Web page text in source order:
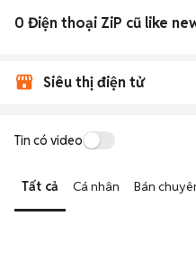
0 Điện thoại ZiP cũ like
Siêu thị điện tử
Tin có video
Tất cả Cá nhân Bán